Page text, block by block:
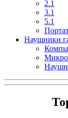
2.1
3.1
5.1
Наушники